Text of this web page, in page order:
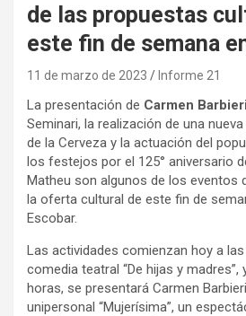
de las propuestas
este fin de semana
11 de marzo de 2023 Informe 21
La presentación de Carmen Barbieri
Seminari, la realización de una
de la Cerveza y la actuación del
los festejos por el 125° aniversario
Matheu son algunos de los eventos
la oferta cultural de este fin de
Escobar.
Las actividades comienzan hoy a
comedia teatral “De hijas y madres”,
horas, se presentará Carmen
unipersonal “Mujerísima”, un